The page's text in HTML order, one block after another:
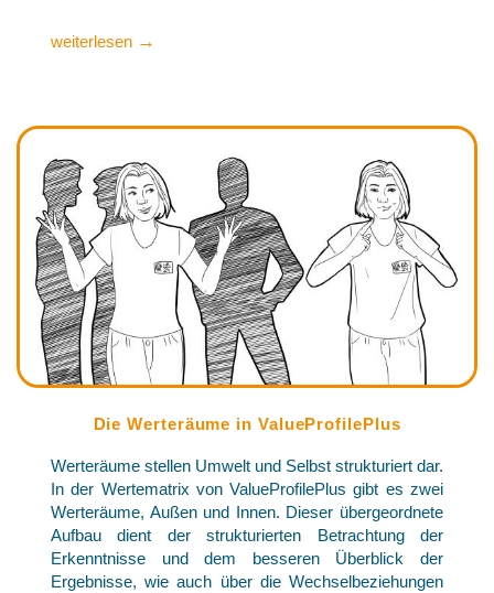
weiterlesen →
Die Werteräume in ValueProfilePlus
Werteräume stellen Umwelt und Selbst strukturiert dar.
In der Wertematrix von ValueProfilePlus gibt es zwei
Werteräume, Außen und Innen. Dieser übergeordnete
Aufbau dient der strukturierten Betrachtung der
Erkenntnisse und dem besseren Überblick der
Ergebnisse, wie auch über die Wechselbeziehungen